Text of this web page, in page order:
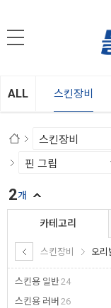
ALL 스킨장비
카테고리
스킨장비 오리
스킨용 일반24
스킨용 러버 26
2개